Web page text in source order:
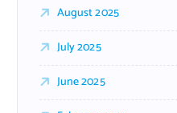
August 2025
July 2025
June 2025